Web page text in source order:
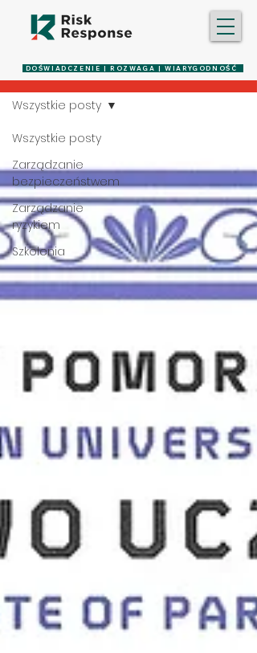
DOŚWIADCZENIE | ROZWAGA | WIARYGODNOŚĆ
Blog
Wszystkie posty
Zarządzanie
bezpieczeństwem
Zarządzanie
ryzykiem
Szkolenia
Wszystkie posty